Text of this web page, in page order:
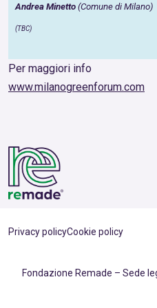
Andrea Minetto (Comune di Milano)
(TBC)
Per maggiori info
www.milanogreenforum.com
Privacy policyCookie policy
Fondazione Remade – Sede